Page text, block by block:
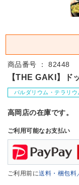
商品番号 ： 82448
【THE GAKI】ド
パルダリウム・テラリウ
高岡店の在庫です。
ご利用可能なお支払い
ご利用前に送料・梱包料